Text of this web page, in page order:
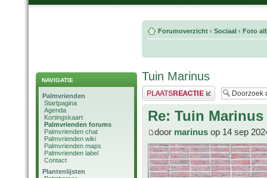
NAVIGATIE
Palmvrienden
Startpagina
Agenda
Kortingskaart
Palmvrienden forums
Palmvrienden chat
Palmvrienden wiki
Palmvrienden maps
Palmvrienden label
Contact
Plantenlijsten
Forumoverzicht ‹ Sociaal ‹ Foto
Tuin Marinus
Plaats een reactie
Re: Tuin Marinus
door marinus op 14 sep